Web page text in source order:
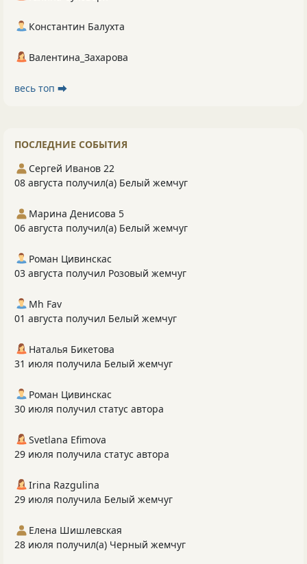
Константин Балухта
Валентина_Захарова
весь топ ⮕
ПОСЛЕДНИЕ СОБЫТИЯ
Сергей Иванов 22
08 августа получил(а) Белый жемчуг
Марина Денисова 5
06 августа получил(а) Белый жемчуг
Роман Цивинскас
03 августа получил Розовый жемчуг
Mh Fav
01 августа получил Белый жемчуг
Наталья Бикетова
31 июля получила Белый жемчуг
Роман Цивинскас
30 июля получил статус автора
Svetlana Efimova
29 июля получила статус автора
Irina Razgulina
29 июля получила Белый жемчуг
Елена Шишлевская
28 июля получил(а) Черный жемчуг